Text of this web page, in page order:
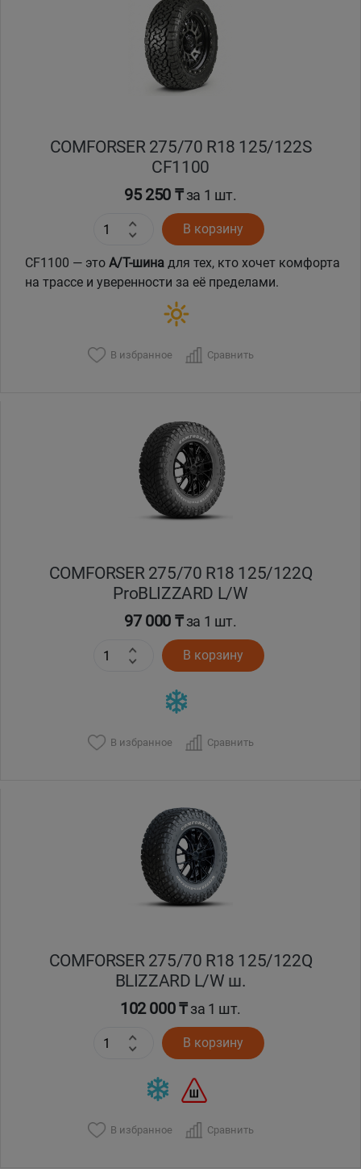
COMFORSER 275/70 R18 125/122S
CF1100
95 250 ₸за 1 шт.
В корзину
CF1100 — это A/T-шина для тех, кто хочет комфорта
на трассе и уверенности за её пределами.
В избранное Сравнить
COMFORSER 275/70 R18 125/122Q
ProBLIZZARD L/W
97 000 ₸за 1 шт.
В корзину
В избранное Сравнить
COMFORSER 275/70 R18 125/122Q
BLIZZARD L/W ш.
102 000 ₸за 1 шт.
В корзину
В избранное Сравнить
Павлодар
Талдыкорган
Бишкек